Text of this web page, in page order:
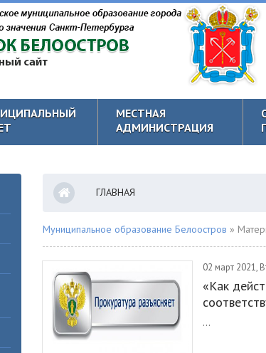
МЕСТНАЯ
АДМИНИСТРАЦИЯ
ГЛАВНАЯ
Муниципальное образование Белоостров »
02 март 2021,
«Как
...